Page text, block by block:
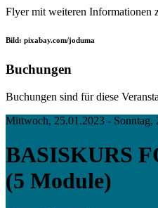
Flyer mit weiteren Informationen
Bild: pixabay.com/joduma
Buchungen
Buchungen sind für diese
Mittwoch, 25.01.2023 -
BASISKURS
(5 Module)